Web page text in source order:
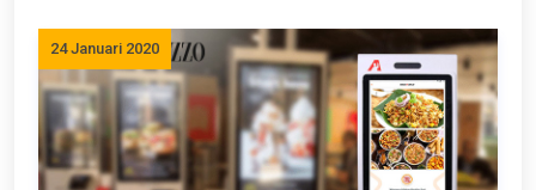
24 Januari 2020